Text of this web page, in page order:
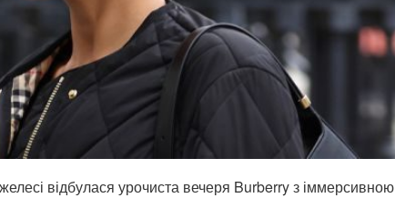
відбулася урочиста вечеря Burberry з іммерсивною